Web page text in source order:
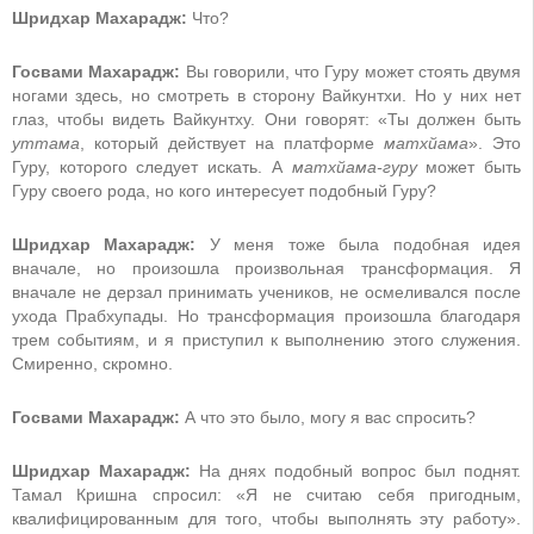
Шридхар Махарадж: Что?
Госвами Махарадж: Вы говорили, что Гуру может стоять двумя
ногами здесь, но смотреть в сторону Вайкунтхи. Но у них нет
глаз, чтобы видеть Вайкунтху. Они говорят: «Ты должен быть
уттама , который действует на платформе матхйама». Это
Гуру, которого следует искать. А матхйама-гуруможет быть
Гуру своего рода, но кого интересует подобный Гуру?
Шридхар Махарадж: У меня тоже была подобная идея
вначале, но произошла произвольная трансформация. Я
вначале не дерзал принимать учеников, не осмеливался после
ухода Прабхупады. Но трансформация произошла благодаря
трем событиям, и я приступил к выполнению этого служения.
Смиренно, скромно.
Госвами Махарадж: А что это было, могу я вас спросить?
Шридхар Махарадж: На днях подобный вопрос был поднят.
Тамал Кришна спросил: «Я не считаю себя пригодным,
квалифицированным для того, чтобы выполнять эту работу».